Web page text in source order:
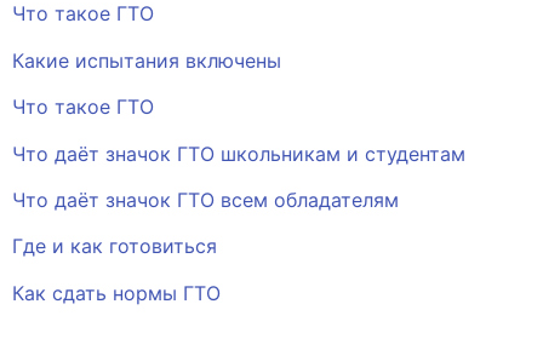
Что такое ГТО
Какие испытания включены
Что такое ГТО
Что даёт значок ГТО школьникам и студентам
Что даёт значок ГТО всем обладателям
Где и как готовиться
Как сдать нормы ГТО